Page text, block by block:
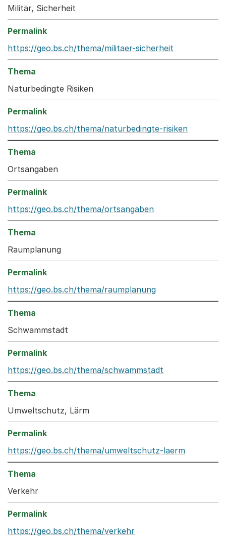
Militär, Sicherheit
https://geo.bs.ch/thema/militaer-sicherheit
Naturbedingte Risiken
https://geo.bs.ch/thema/naturbedingte-risiken
Ortsangaben
https://geo.bs.ch/thema/ortsangaben
Raumplanung
https://geo.bs.ch/thema/raumplanung
Schwammstadt
https://geo.bs.ch/thema/schwammstadt
Umweltschutz, Lärm
https://geo.bs.ch/thema/umweltschutz-laerm
Verkehr
https://geo.bs.ch/thema/verkehr